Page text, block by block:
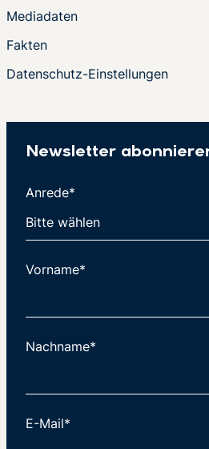
Mediadaten
Fakten
Datenschutz-Einstellungen
Newsletter
Anrede*
Vorname*
Nachname*
E-Mail*